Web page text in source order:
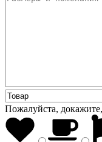
Пожалуйста,